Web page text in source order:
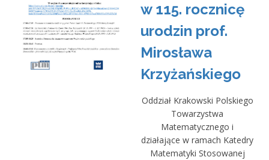
w 115. rocznicę
urodzin prof.
Mirosława
Krzyżańskiego
Oddział Krakowski Polskiego
Towarzystwa
Matematycznego i
działające w ramach Katedry
Matematyki Stosowanej